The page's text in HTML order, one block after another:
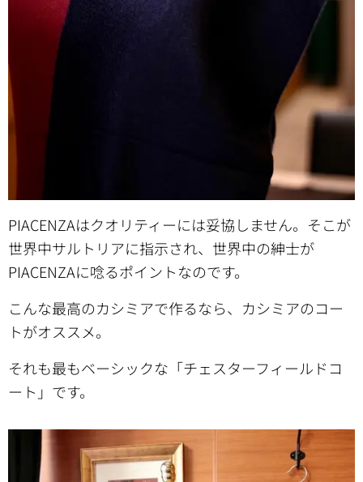
PIACENZAはクオリティーには妥協しません。そこが
世界中サルトリアに指示され、世界中の紳士が
PIACENZAに唸るポイントなのです。
こんな最高のカシミアで作るなら、カシミアのコー
トがオススメ。
それも最もベーシックな「チェスターフィールドコ
ート」です。